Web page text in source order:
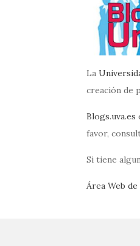
La
creación de
Blogs.uva.es
favor,
Si tiene
Área Web